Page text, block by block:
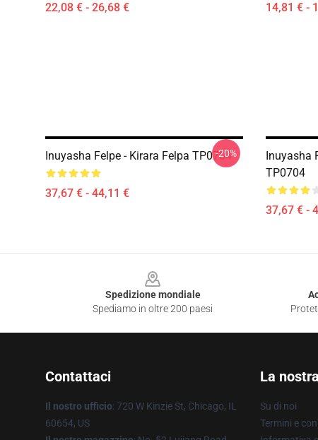
22,08 € - 26,68 € 14,81 € -
Inuyasha Felpe - Kirara Felpa TP0704
37,67 € - 44,11 €
-20%
Inuyasha
TP0704
37,67 € -
Spedizione mondiale
Spediamo in oltre 200 paesi
Contattaci
Il nostro ufficio: 720 W Kinzie St, Chicago, IL
60654, US
La
Su di noi
Termini e